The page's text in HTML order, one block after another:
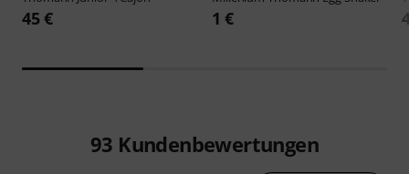
45 € 1 €
93 Kundenbewertungen